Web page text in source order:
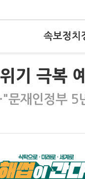
속보정치
기 극복
재인정부 5